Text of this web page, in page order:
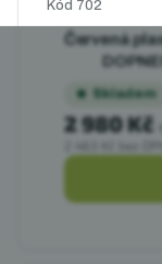
Červená
Kód 702
Skladem
2 980 Kč